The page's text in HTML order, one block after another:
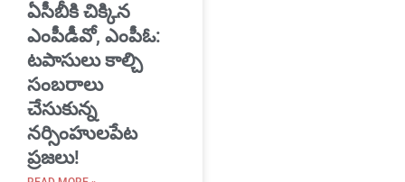
ఏసీబీకి చిక్కిన
ఎంపీడీవో, ఎంపీఓ:
టపాసులు కాల్చి
సంబరాలు
చేసుకున్న
నర్సింహులపేట
ప్రజలు!